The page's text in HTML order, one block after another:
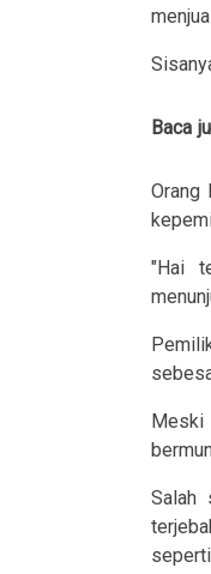
Baca
Orang
"Hai
Meski
Salah
seperti